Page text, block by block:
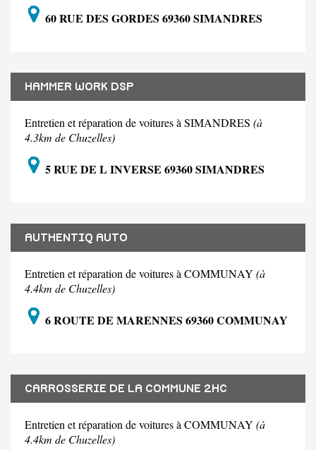
60 RUE DES GORDES 69360 SIMANDRES
HAMMER WORK DSP
Entretien et réparation de voitures à SIMANDRES (à
4.3km de Chuzelles)
5 RUE DE L INVERSE 69360 SIMANDRES
AUTHENTIQ AUTO
Entretien et réparation de voitures à COMMUNAY (à
4.4km de Chuzelles)
6 ROUTE DE MARENNES 69360 COMMUNAY
CARROSSERIE DE LA COMMUNE 2HC
Entretien et réparation de voitures à COMMUNAY (à
4.4km de Chuzelles)